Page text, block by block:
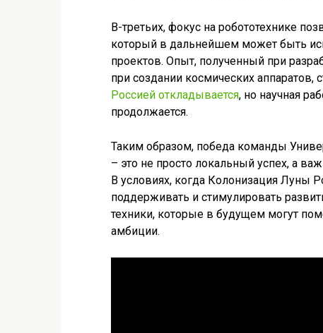
В-третьих, фокус на робототехнике
который в дальнейшем может быть
проектов. Опыт, полученный при
при создании космических аппаратов,
Россией откладывается, но научная
продолжается.
Таким образом, победа команды
– это не просто локальный успех, а
В условиях, когда Колонизация Луны
поддерживать и стимулировать
техники, которые в будущем могут
амбиции.